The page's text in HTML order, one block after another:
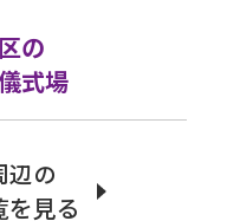
の
式場
辺の
見る